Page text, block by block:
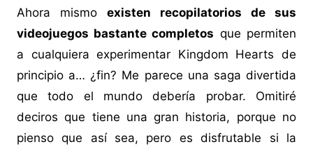
Ahora mismo existen recopilatorios de sus
videojuegos bastante completos que permiten
a cualquiera experimentar Kingdom Hearts de
principio a… ¿fin? Me parece una saga divertida
que todo el mundo debería probar. Omitiré
deciros que tiene una gran historia, porque no
pienso que así sea, pero es disfrutable si la